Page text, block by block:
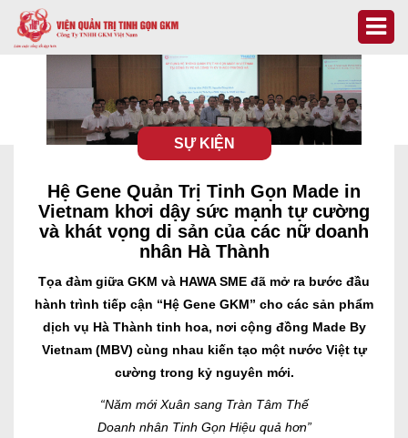
SỰ KIỆN
Hệ Gene Quản Trị Tinh Gọn Made in
Vietnam khơi dậy sức mạnh tự cường
và khát vọng di sản của các nữ doanh
nhân Hà Thành
Tọa đàm giữa GKM và HAWA SME đã mở ra bước đầu
hành trình tiếp cận “Hệ Gene GKM” cho các sản phẩm
dịch vụ Hà Thành tinh hoa, nơi cộng đồng Made By
Vietnam (MBV) cùng nhau kiến tạo một nước Việt tự
cường trong kỷ nguyên mới.
“Năm mới Xuân sang Tràn Tâm Thế
Doanh nhân Tinh Gọn Hiệu quả hơn”